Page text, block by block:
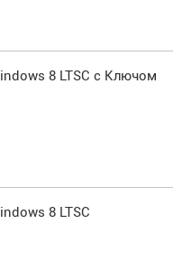
8 LTSC с Ключом
8 LTSC